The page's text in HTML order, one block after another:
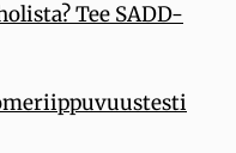
Tee SADD-